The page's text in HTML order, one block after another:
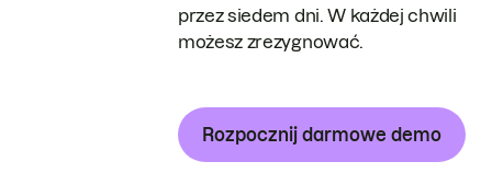
przez siedem dni. W każdej chwili
możesz zrezygnować.
Rozpocznij darmowe demo